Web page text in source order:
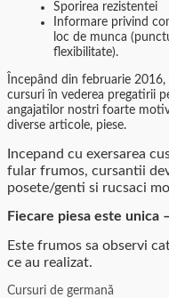
Sporirea rezistentei
Informare privind
loc de munca
flexibilitate).
Începând din februarie 2016,
cursuri în vederea pregatirii
angajatilor nostri foarte
diverse articole, piese.
Incepand cu exersarea
fular frumos, cursantii
posete/genti si rucsaci
Fiecare piesa este unica –
Este frumos sa observi
ce au realizat.
Cursuri de germană